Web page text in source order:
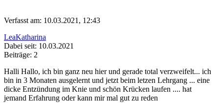
Verfasst am: 10.03.2021, 12:43
LeaKatharina
Dabei seit: 10.03.2021
Beiträge: 2
Halli Hallo, ich bin ganz neu hier und gerade total verzweifelt... ich
bin in 3 Monaten ausgelernt und jetzt beim letzen Lehrgang ... eine
dicke Entzündung im Knie und schön Krücken laufen .... hat
jemand Erfahrung oder kann mir mal gut zu reden